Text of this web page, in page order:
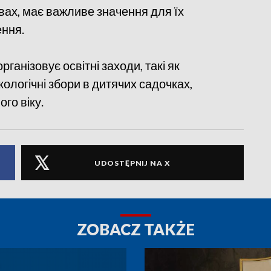
має важливе значення для їх
освітні заходи, такі як
збори в дитячих садочках,
віку.
UDOSTĘPNIJ NA X
ZOBACZ TAKŻE